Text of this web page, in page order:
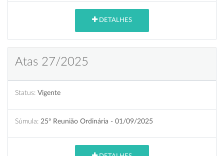
DETALHES
Atas 27/2025
Status: Vigente
Súmula: 25ª Reunião Ordinária - 01/09/2025